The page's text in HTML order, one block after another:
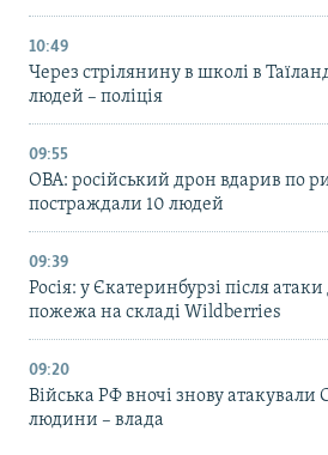
10:49
Через стрілянину в школі в
людей – поліція
09:55
ОВА: російський дрон вдарив по
постраждали 10 людей
09:39
Росія: у Єкатеринбурзі після
пожежа на складі Wildberries
09:20
Війська РФ вночі знову атакували
людини – влада